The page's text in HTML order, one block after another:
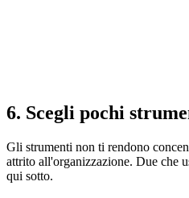
6. Scegli pochi
Gli strumenti non ti rendono
attrito all'organizzazione. Due che
qui sotto.